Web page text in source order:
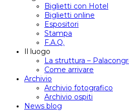
Biglietti con Hotel
Biglietti online
Espositori
Stampa
F.A.Q.
Il luogo
La struttura –
Come arrivare
Archivio
Archivio fotografico
Archivio ospiti
News blog